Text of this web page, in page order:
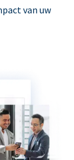
van uw